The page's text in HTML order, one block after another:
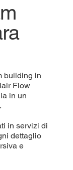
building in
Flow
in un
in servizi di
dettaglio
e